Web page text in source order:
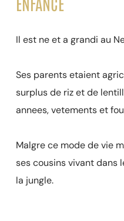
Il est ne et a grandi au
Ses parents etaient
surplus de riz et de
annees, vetements et
Malgre ce mode de vie
ses cousins vivant dans
la jungle.